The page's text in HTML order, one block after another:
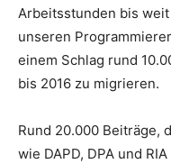
Arbeitsstunden bis
unseren
einem Schlag rund
bis 2016 zu migrieren.
Rund 20.000 Beiträge,
wie DAPD, DPA und